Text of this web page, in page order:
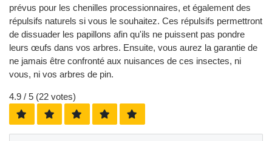
prévus pour les chenilles processionnaires, et également des
répulsifs naturels si vous le souhaitez. Ces répulsifs permettront
de dissuader les papillons afin qu'ils ne puissent pas pondre
leurs œufs dans vos arbres. Ensuite, vous aurez la garantie de
ne jamais être confronté aux nuisances de ces insectes, ni
vous, ni vos arbres de pin.
4.9 / 5 (22 votes)